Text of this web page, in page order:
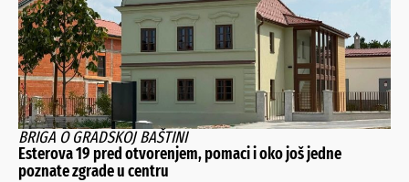
BRIGA O GRADSKOJ BAŠTINI
Esterova 19 pred otvorenjem, pomaci i oko još jedne
poznate zgrade u centru